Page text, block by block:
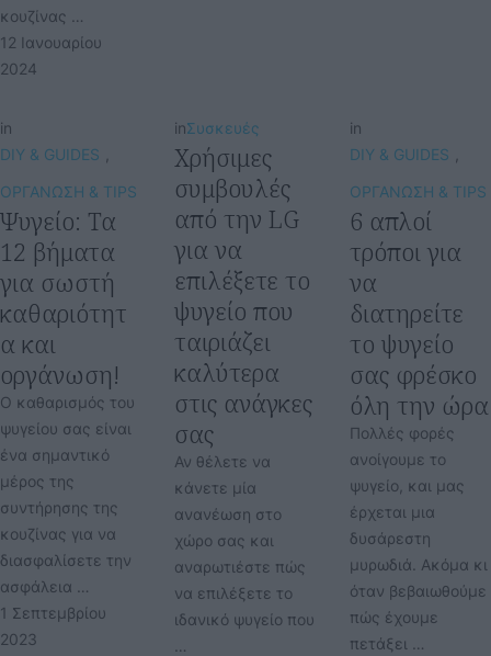
κουζίνας …
12 Ιανουαρίου
2024
in
DIY & GUIDES
ΟΡΓΑΝΩΣΗ & TIPS
Ψυγείο: Τα
12 βήματα
για σωστή
καθαριότητ
α και
οργάνωση!
Ο καθαρισμός του
ψυγείου σας είναι
ένα σημαντικό
μέρος της
συντήρησης της
κουζίνας για να
διασφαλίσετε την
ασφάλεια …
1 Σεπτεμβρίου
2023
inΣυσκευές
Χρήσιμες
συμβουλές
από την LG
για να
επιλέξετε το
ψυγείο που
ταιριάζει
καλύτερα
στις ανάγκες
σας
Αν θέλετε να
κάνετε μία
ανανέωση στο
χώρο σας και
αναρωτιέστε πώς
να επιλέξετε το
ιδανικό ψυγείο που
…
in
DIY & GUIDES
ΟΡΓΑΝΩΣΗ & TIPS
6 απλοί
τρόποι για
να
διατηρείτε
το ψυγείο
σας φρέσκο
όλη την ώρα
Πολλές φορές
ανοίγουμε το
ψυγείο, και μας
έρχεται μια
δυσάρεστη
μυρωδιά. Ακόμα κι
όταν βεβαιωθούμε
πώς έχουμε
πετάξει …